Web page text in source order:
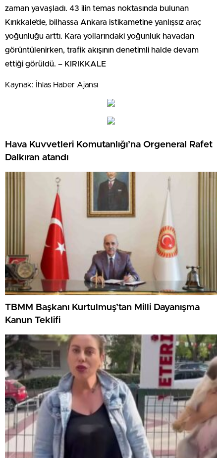
zaman yavaşladı. 43 ilin temas noktasında bulunan
Kırıkkale’de, bilhassa Ankara istikametine yanlışsız araç
yoğunluğu arttı. Kara yollarındaki yoğunluk havadan
görüntülenirken, trafik akışının denetimli halde devam
ettiği görüldü. – KIRIKKALE
Kaynak: İhlas Haber Ajansı
Hava Kuvvetleri Komutanlığı’na Orgeneral Rafet
Dalkıran atandı
TBMM Başkanı Kurtulmuş’tan Milli Dayanışma
Kanun Teklifi